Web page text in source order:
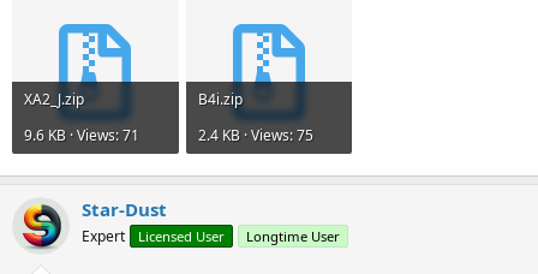
XA2_J.zip
9.6 KB · Views: 71
B4i.zip
2.4 KB · Views: 75
Star-Dust
Expert Licensed User Longtime User